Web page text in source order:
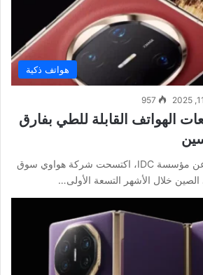
هواتف ذكية
957
الهواتف القابلة للطي بفارق
وفقا لأحدث تقرير صادر عن مؤسسة IDC، اكتسحت شركة هواوي سوق
خلال الأشهر التسعة الأولى…